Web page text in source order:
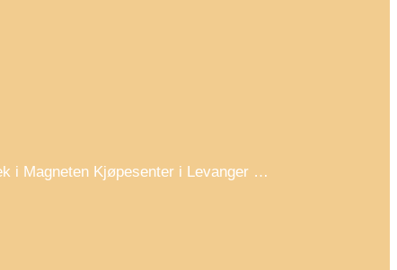
i Magneten Kjøpesenter i Levanger …